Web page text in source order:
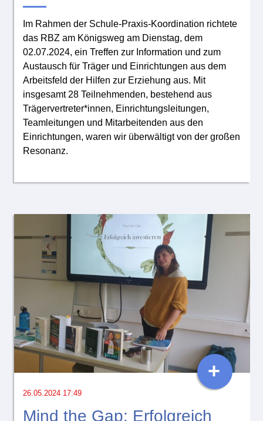
Im Rahmen der Schule-Praxis-Koordination richtete
das RBZ am Königsweg am Dienstag, dem
02.07.2024, ein Treffen zur Information und zum
Austausch für Träger und Einrichtungen aus dem
Arbeitsfeld der Hilfen zur Erziehung aus. Mit
insgesamt 28 Teilnehmenden, bestehend aus
Trägervertreter*innen, Einrichtungsleitungen,
Teamleitungen und Mitarbeitenden aus den
Einrichtungen, waren wir überwältigt von der großen
Resonanz.
26.05.2024 17:49
Mind the Gap: Erfolgreich
+